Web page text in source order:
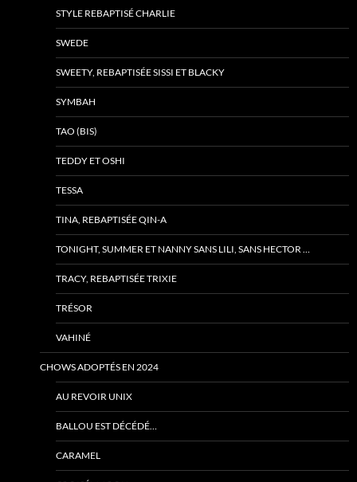
STYLE REBAPTISÉ CHARLIE
SWEDE
SWEETY, REBAPTISÉE SISSI ET BLACKY
SYMBAH
TAO (BIS)
TEDDY ET OSHI
TESSA
TINA, REBAPTISÉE QIN-A
TONIGHT, SUMMER ET NANNY SANS LILI, SANS HECTOR …
TRACY, REBAPTISÉE TRIXIE
TRÉSOR
VAHINÉ
CHOWS ADOPTÉS EN 2024
AU REVOIR UNIX
BALLOU EST DÉCÉDÉ…
CARAMEL